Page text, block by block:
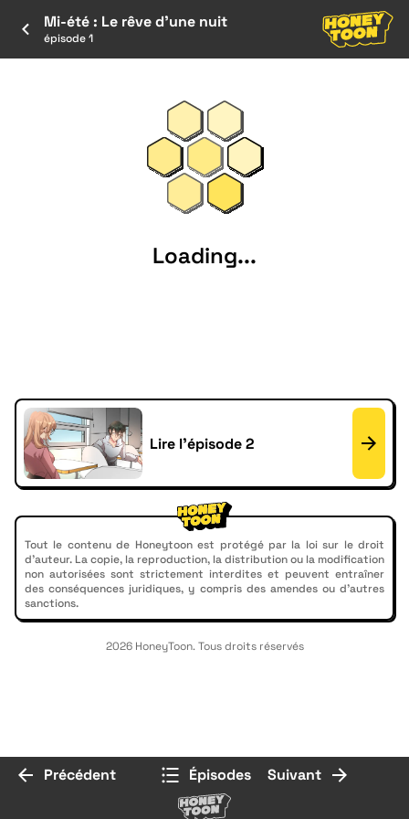
Mi-été : Le rêve d'une nuit
épisode 1
Loading...
Lire l'épisode 2
Tout le contenu de Honeytoon est protégé par la loi sur le droit
d'auteur. La copie, la reproduction, la distribution ou la modification
non autorisées sont strictement interdites et peuvent entraîner
des conséquences juridiques, y compris des amendes ou d'autres
sanctions.
2026 HoneyToon. Tous droits réservés
Précédent Épisodes Suivant